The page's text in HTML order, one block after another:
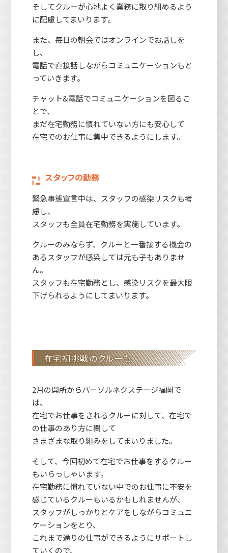
そしてクルーが心地よく業務に取り組めるよう
に配慮してまいります。
また、毎日の朝会ではオンラインでお話しを
し、
電話で直接話しながらコミュニケーションもと
っていきます。
チャット&電話でコミュニケーションを図るこ
とで、
まだ在宅勤務に慣れていない方にも安心して
在宅でのお仕事に集中できるようにします。
スタッフの勤務
緊急事態宣言中は、スタッフの感染リスクも考
慮し、
スタッフも全員在宅勤務を実施しています。
クルーのみならず、クルーと一番接する機会の
あるスタッフが感染しては元も子もありませ
ん。
スタッフも在宅勤務とし、感染リスクを最大限
下げられるようにしてまいります。
在宅初挑戦のクルーも
2月の開所からパーソルネクステージ福岡で
は、
在宅でお仕事をされるクルーに対して、在宅で
の仕事のあり方に関して
さまざまな取り組みをしてまいりました。
そして、今回初めて在宅でお仕事をするクルー
もいらっしゃいます。
在宅勤務に慣れていない中でのお仕事に不安を
感じているクルーもいるかもしれませんが、
スタッフがしっかりとケアをしながらコミュニ
ケーションをとり、
これまで通りの仕事ができるようにサポートし
ていくので、